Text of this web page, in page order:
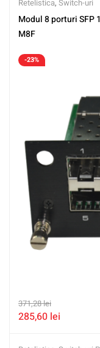
Retelistica, Switch-uri
Modul 8 porturi SFP
M8F
-23%
371,28lei
285,60 lei